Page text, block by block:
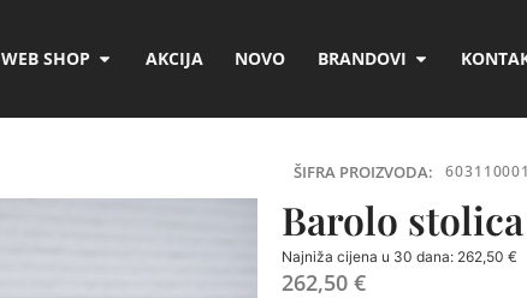
WEB SHOP AKCIJA NOVO BRANDOVI
ŠIFRA PROIZVODA:
Barolo stolica
Najniža cijena u 30 dana: 262,50 €
262,50 €